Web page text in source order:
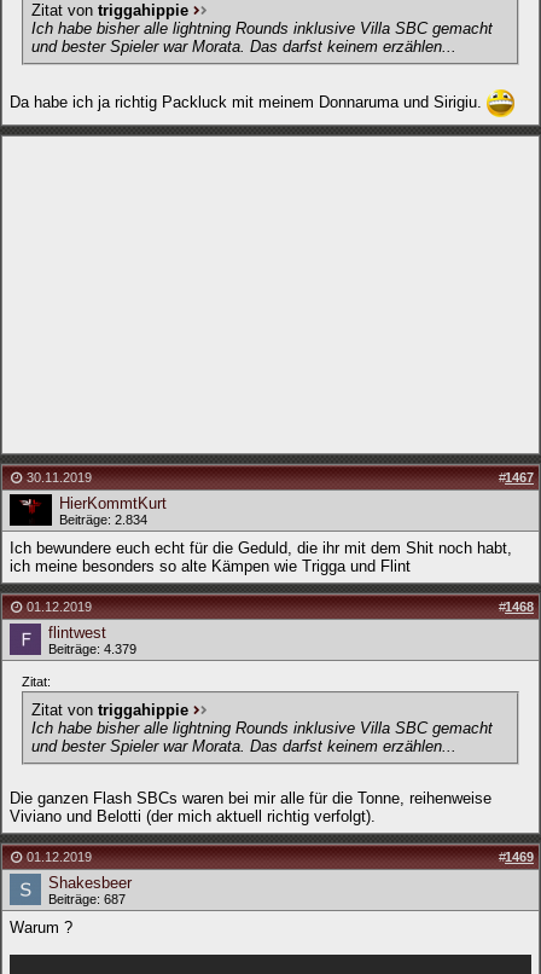
Zitat von triggahippie
Ich habe bisher alle lightning Rounds inklusive Villa SBC gemacht
und bester Spieler war Morata. Das darfst keinem erzählen...
Da habe ich ja richtig Packluck mit meinem Donnaruma und Sirigiu.
30.11.2019 #1467
HierKommtKurt
Beiträge: 2.834
Ich bewundere euch echt für die Geduld, die ihr mit dem Shit noch habt,
ich meine besonders so alte Kämpen wie Trigga und Flint
01.12.2019 #1468
flintwest
Beiträge: 4.379
Zitat:
Zitat von triggahippie
Ich habe bisher alle lightning Rounds inklusive Villa SBC gemacht
und bester Spieler war Morata. Das darfst keinem erzählen...
Die ganzen Flash SBCs waren bei mir alle für die Tonne, reihenweise
Viviano und Belotti (der mich aktuell richtig verfolgt).
01.12.2019 #1469
Shakesbeer
Beiträge: 687
Warum ?